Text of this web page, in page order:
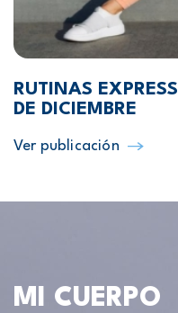
RUTINAS
DE DICIEMBRE
Ver publicación
MI CUERPO